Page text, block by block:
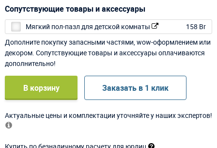
Сопутствующие товары и аксессуары
Мягкий пол-пазл для детской комнаты
158 Br
Дополните покупку запасными частями, wow-оформлением или
декором. Сопутствующие товары и аксессуары оплачиваются
дополнительно!
В корзину Заказать в 1 клик
Актуальные цены и комплектации уточняйте у наших экспертов!